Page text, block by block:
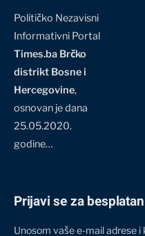
Političko Nezavisni
Informativni Portal
Times.ba Brčko
distrikt Bosne i
Hercegovine,
osnovan je dana
25.05.2020.
godine…
Prijavi se za
Unosom vaše e-mail adrese